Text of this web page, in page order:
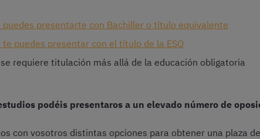
puedes presentarte con Bachiller o título equivalente
te puedes presentar con el título de la ESO
requiere titulación más allá de la educación obligatoria
podéis presentaros a un elevado número de
con vosotros distintas opciones para obtener una plaza